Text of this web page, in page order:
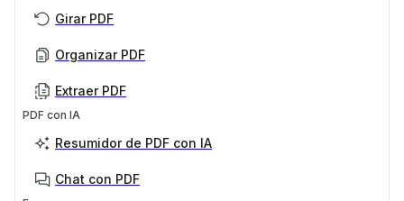
Girar PDF
Organizar PDF
Extraer PDF
PDF con IA
Resumidor de PDF con IA
Chat con PDF